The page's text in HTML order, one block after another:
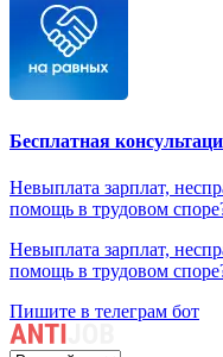
Бесплатная
Невыплата зарплат,
помощь в трудовом
Невыплата зарплат,
помощь в трудовом
Пишите в телеграм бот